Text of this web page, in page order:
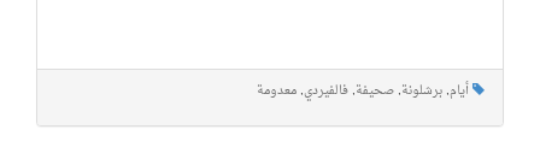
أيام, برشلونة, صحيفة, فالفيردي, معدومة